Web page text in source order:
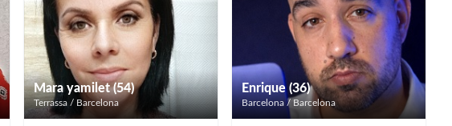
Mara yamilet (54)
Terrassa / Barcelona
Enrique (36)
Barcelona / Barcelona